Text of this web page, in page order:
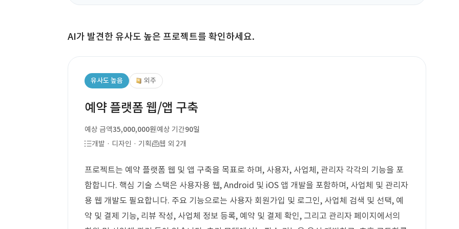
AI가 발견한 유사도 높은 프로젝트를 확인하세요.
유사도 높음 외주
예약 플랫폼 웹/앱 구축
예상 금액35,000,000원예상 기간90일
개발 · 디자인 · 기획
웹 외 2개
프로젝트는 예약 플랫폼 웹 및 앱 구축을 목표로 하며, 사용자, 사업체, 관리자 각각의 기능을 포
함합니다. 핵심 기술 스택은 사용자용 웹, Android 및 iOS 앱 개발을 포함하며, 사업체 및 관리자
용 웹 개발도 필요합니다. 주요 기능으로는 사용자 회원가입 및 로그인, 사업체 검색 및 선택, 예
약 및 결제 기능, 리뷰 작성, 사업체 정보 등록, 예약 및 결제 확인, 그리고 관리자 페이지에서의